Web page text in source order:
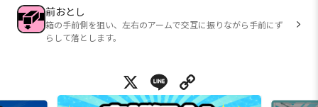
前おとし
箱の手前側を狙い、左右のアームで交互に振りながら手前にず
らして落とします。
X Line